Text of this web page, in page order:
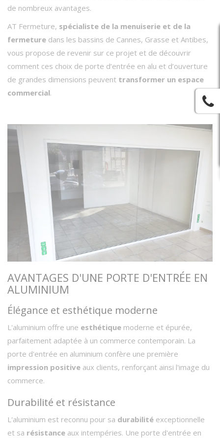
de nombreux avantages.
AT Fermeture, spécialiste de la menuiserie et de la
fermeture dans les bassins de Cannes, Grasse et Antibes,
vous propose de revenir sur ce projet et de découvrir
comment ces choix de porte d’entrée en alu et d’ouverture
de grandes dimensions peuvent transformer un espace
commercial.
AVANTAGES D'UNE PORTE D'ENTRÉE EN
ALUMINIUM
Élégance et esthétique moderne
L'aluminium offre une esthétique moderne et épurée,
parfaitement adaptée à un commerce contemporain. La
porte d'entrée en aluminium confère une première
impression positive aux clients, renforçant ainsi l'image du
commerce.
Durabilité et résistance
L'aluminium est reconnu pour sa durabilité exceptionnelle
et sa résistance aux intempéries. Une porte d'entrée en